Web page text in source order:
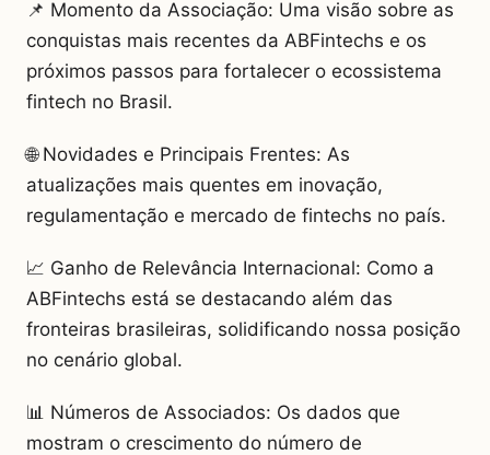
📌 Momento da Associação: Uma visão sobre as
conquistas mais recentes da ABFintechs e os
próximos passos para fortalecer o ecossistema
fintech no Brasil.
🌐 Novidades e Principais Frentes: As
atualizações mais quentes em inovação,
regulamentação e mercado de fintechs no país.
📈 Ganho de Relevância Internacional: Como a
ABFintechs está se destacando além das
fronteiras brasileiras, solidificando nossa posição
no cenário global.
📊 Números de Associados: Os dados que
mostram o crescimento do número de